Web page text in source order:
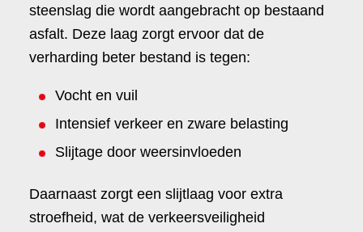
steenslag die wordt aangebracht op bestaand
asfalt. Deze laag zorgt ervoor dat de
verharding beter bestand is tegen:
Vocht en vuil
Intensief verkeer en zware belasting
Slijtage door weersinvloeden
Daarnaast zorgt een slijtlaag voor extra
stroefheid, wat de verkeersveiligheid